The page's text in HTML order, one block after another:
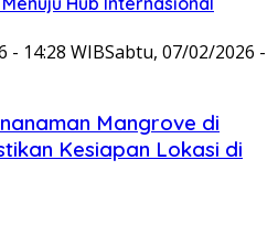
- 14:28 WIBSabtu, 07/02/2026 -
Mangrove di
Kesiapan Lokasi di